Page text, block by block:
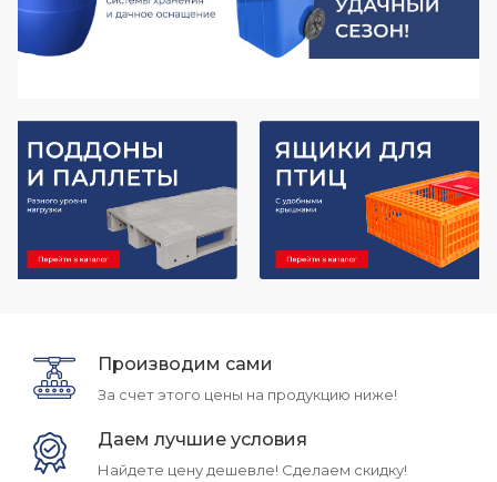
Производим сами
За счет этого цены на продукцию ниже!
Даем лучшие условия
Найдете цену дешевле! Сделаем скидку!